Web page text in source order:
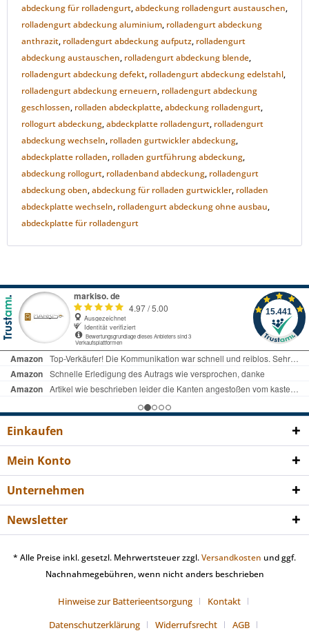
abdeckung für rolladengurt,abdeckung rolladengurt austauschen,
rolladengurt abdeckung aluminium, rolladengurt abdeckung
anthrazit, rolladengurt abdeckung aufputz, rolladengurt
abdeckung austauschen, rolladengurt abdeckung blende,
rolladengurt abdeckung defekt, rolladengurt abdeckung edelstahl,
rolladengurt abdeckung erneuern, rolladengurt abdeckung
geschlossen, rolladen abdeckplatte,abdeckung rolladengurt,
rollogurt abdeckung,abdeckplatte rolladengurt, rolladengurt
abdeckung wechseln, rolladen gurtwickler abdeckung,
abdeckplatte rolladen, rolladen gurtführung abdeckung,
abdeckung rollogurt, rolladenband abdeckung, rolladengurt
abdeckung oben,abdeckung für rolladen gurtwickler, rolladen
abdeckplatte wechseln, rolladengurt abdeckung ohne ausbau,
abdeckplatte für rolladengurt
Einkaufen
Mein Konto
Unternehmen
Newsletter
* Alle Preise inkl. gesetzl. Mehrwertsteuer zzgl.Versandkosten und ggf.
Nachnahmegebühren, wenn nicht anders beschrieben
Hinweise zur Batterieentsorgung
Kontakt
Datenschutzerklärung
Widerrufsrecht
AGB